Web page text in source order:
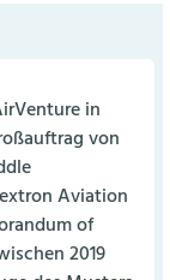
in
von
Aviation
of
2019